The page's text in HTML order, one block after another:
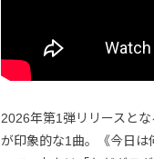
2026年第1弾リリースと
が印象的な1曲。《今日は